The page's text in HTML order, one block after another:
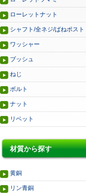
ローレットナット
シャフト/全ネジ/ばねポスト
ワッシャー
ブッシュ
ねじ
ボルト
ナット
リベット
材質から探す
黄銅
リン青銅